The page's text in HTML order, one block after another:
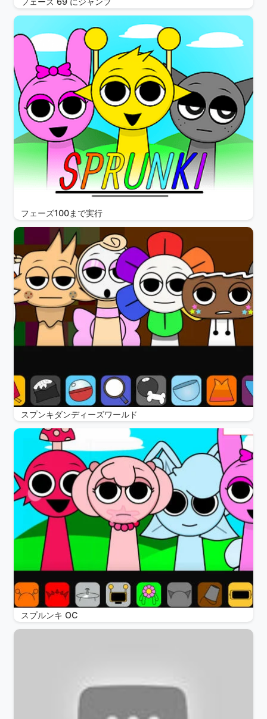
フェーズ100まで実行
スプンキダンディーズワールド
スプルンキ OC